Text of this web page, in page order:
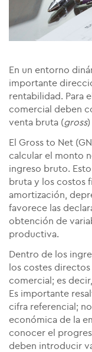
En un entorno
importante
rentabilidad. Para
comercial deben
venta bruta (gross)
El Gross to Net
calcular el monto
ingreso bruto.
bruta y los costos
amortización,
favorece las
obtención de
productiva.
Dentro de los
los costes
comercial; es
Es importante
cifra referencial;
económica de la
conocer el
deben introducir